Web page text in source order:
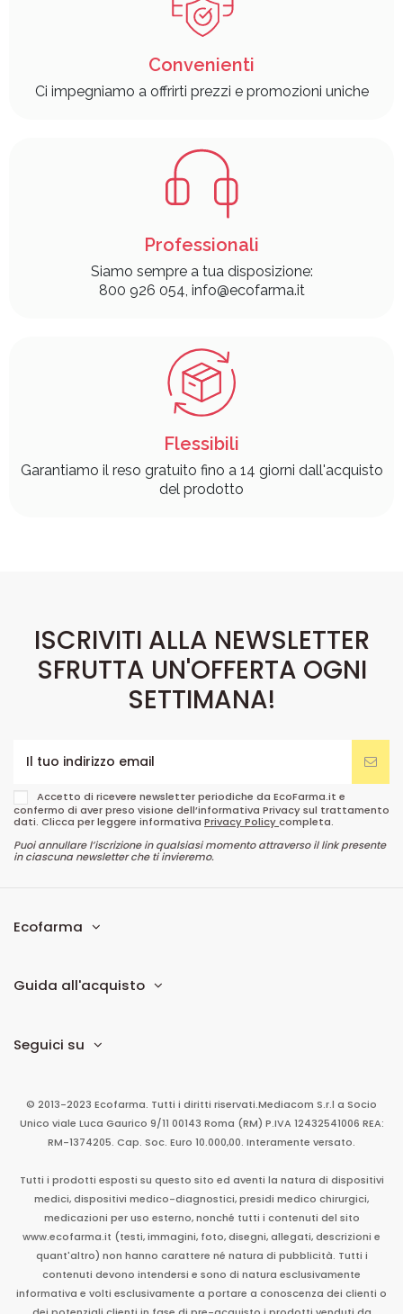
Convenienti
Professionali
Siamo sempre a tua disposizione:
Flessibili
Garantiamo il reso gratuito fino a 14 giorni dall'acquisto
ISCRIVITI ALLA NEWSLETTER
SFRUTTA UN'OFFERTA OGNI
SETTIMANA!
Accetto di ricevere newsletter periodiche da EcoFarma.it e
confermo di aver preso visione dell’informativa Privacy sul trattamento
dati. Clicca per leggere informativa Privacy Policycompleta.
Puoi annullare l’iscrizione in qualsiasi momento attraverso il link presente
© 2013-2023 Ecofarma. Tutti i diritti riservati.Mediacom S.r.la Socio
Unicoviale Luca Gaurico 9/11 00143Roma(RM)P.IVA12432541006
Tutti i prodotti esposti su questo sito ed aventi la natura di dispositivi
medici, dispositivi medico-diagnostici, presidi medico chirurgici,
medicazioni per uso esterno, nonché tutti i contenuti del sito
www.ecofarma.it (testi, immagini, foto, disegni, allegati, descrizioni e
quant'altro) non hanno carattere né natura di pubblicità. Tutti i
contenuti devono intendersi e sono di natura esclusivamente